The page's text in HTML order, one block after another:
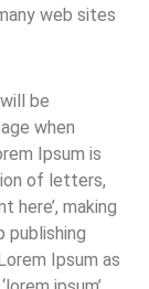
web sites
be
when
Ipsum is
of letters,
here’, making
publishing
Ipsum as